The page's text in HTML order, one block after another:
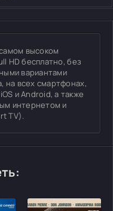
высоком
HD бесплатно, без
вариантами
на всех смартфонах,
и Android, а также
интернетом и
TV).